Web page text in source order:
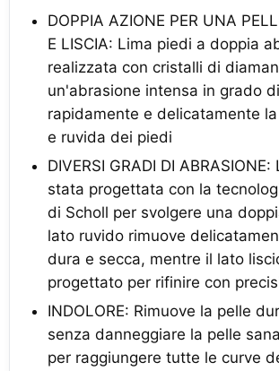
DOPPIA AZIONE PER UNA
E LISCIA: Lima piedi a doppia
realizzata con cristalli di
un'abrasione intensa in grado
rapidamente e delicatamente
e ruvida dei piedi
DIVERSI GRADI DI
stata progettata con la
di Scholl per svolgere una
lato ruvido rimuove
dura e secca, mentre il lato
progettato per rifinire con
INDOLORE: Rimuove la pelle
senza danneggiare la pelle
per raggiungere tutte le curve